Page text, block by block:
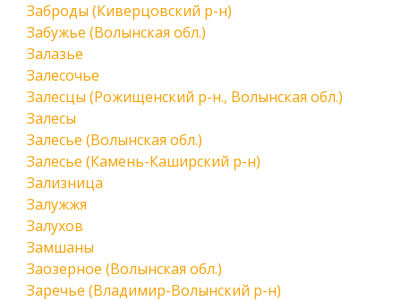
Заброды (Киверцовский р-н)
Забужье (Волынская обл.)
Залазье
Залесочье
Залесцы (Рожищенский р-н., Волынская обл.)
Залесы
Залесье (Волынская обл.)
Залесье (Камень-Каширский р-н)
Зализница
Залужжя
Залухов
Замшаны
Заозерное (Волынская обл.)
Заречье (Владимир-Волынский р-н)